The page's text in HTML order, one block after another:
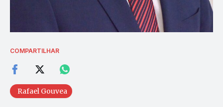
COMPARTILHAR
Rafael Gouvea